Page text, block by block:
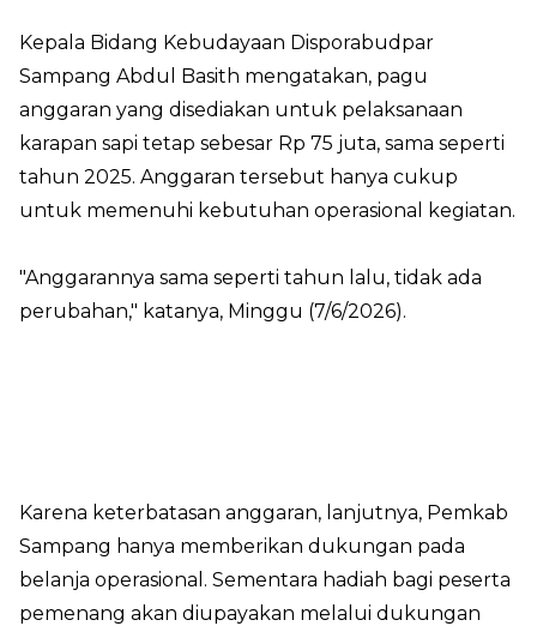
Kepala Bidang Kebudayaan Disporabudpar
Sampang Abdul Basith mengatakan, pagu
anggaran yang disediakan untuk pelaksanaan
karapan sapi tetap sebesar Rp 75 juta, sama seperti
tahun 2025. Anggaran tersebut hanya cukup
untuk memenuhi kebutuhan operasional kegiatan.
"Anggarannya sama seperti tahun lalu, tidak ada
perubahan," katanya, Minggu (7/6/2026).
Karena keterbatasan anggaran, lanjutnya, Pemkab
Sampang hanya memberikan dukungan pada
belanja operasional. Sementara hadiah bagi peserta
pemenang akan diupayakan melalui dukungan